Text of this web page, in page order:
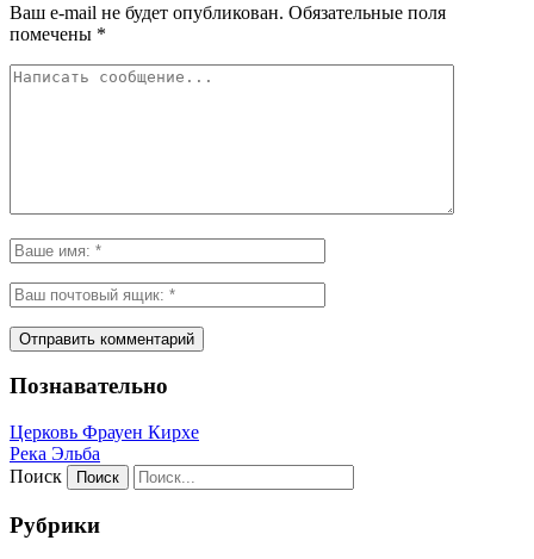
Ваш e-mail не будет опубликован. Обязательные поля
помечены *
Познавательно
Церковь Фрауен Кирхе
Река Эльба
Поиск
Рубрики